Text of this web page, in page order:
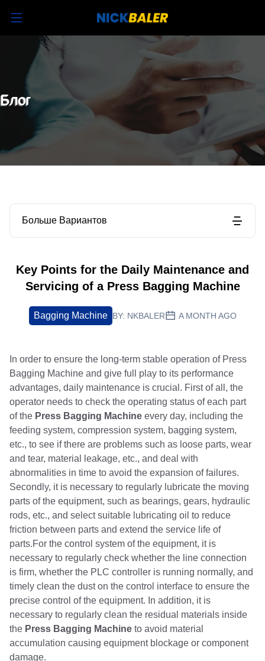
Блог
Больше Вариантов
Key Points for the Daily Maintenance and
Servicing of a Press Bagging Machine
Bagging Machine BY: NKBALER A MONTH AGO
In order to ensure the long-term stable operation of Press
Bagging Machine and give full play to its performance
advantages, daily maintenance is crucial. First of all, the
operator needs to check the operating status of each part
of the Press Bagging Machine every day, including the
feeding system, compression system, bagging system,
etc., to see if there are problems such as loose parts, wear
and tear, material leakage, etc., and deal with
abnormalities in time to avoid the expansion of failures.
Secondly, it is necessary to regularly lubricate the moving
parts of the equipment, such as bearings, gears, hydraulic
rods, etc., and select suitable lubricating oil to reduce
friction between parts and extend the service life of
parts.For the control system of the equipment, it is
necessary to regularly check whether the line connection
is firm, whether the PLC controller is running normally, and
timely clean the dust on the control interface to ensure the
precise control of the equipment. In addition, it is
necessary to regularly clean the residual materials inside
the Press Bagging Machine to avoid material
accumulation causing equipment blockage or component
damage.